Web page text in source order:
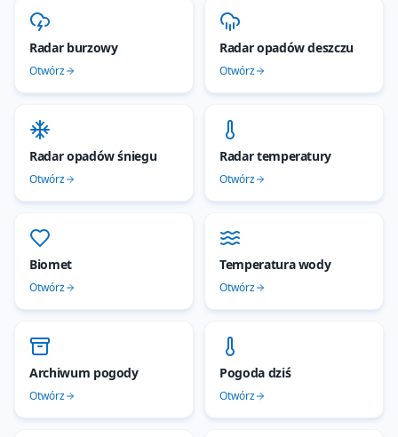
Radar burzowy
Otwórz
Radar opadów deszczu
Otwórz
Radar opadów śniegu
Otwórz
Radar temperatury
Otwórz
Biomet
Otwórz
Temperatura wody
Otwórz
Archiwum pogody
Otwórz
Pogoda dziś
Otwórz